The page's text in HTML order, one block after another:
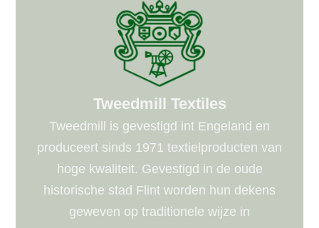
Tweedmill Textiles
Tweedmill is gevestigd int Engeland en
produceert sinds 1971 textielproducten van
hoge kwaliteit. Gevestigd in de oude
historische stad Flint worden hun dekens
geweven op traditionele wijze in